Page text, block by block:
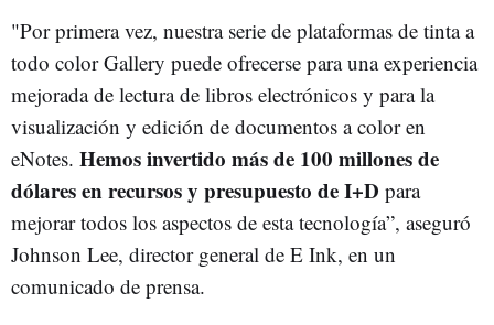
"Por primera vez, nuestra serie de plataformas de tinta a
todo color Gallery puede ofrecerse para una experiencia
mejorada de lectura de libros electrónicos y para la
visualización y edición de documentos a color en
eNotes. Hemos invertido más de 100 millones de
dólares en recursos y presupuesto de I+D para
mejorar todos los aspectos de esta tecnología”, aseguró
Johnson Lee, director general de E Ink, en un
comunicado de prensa.